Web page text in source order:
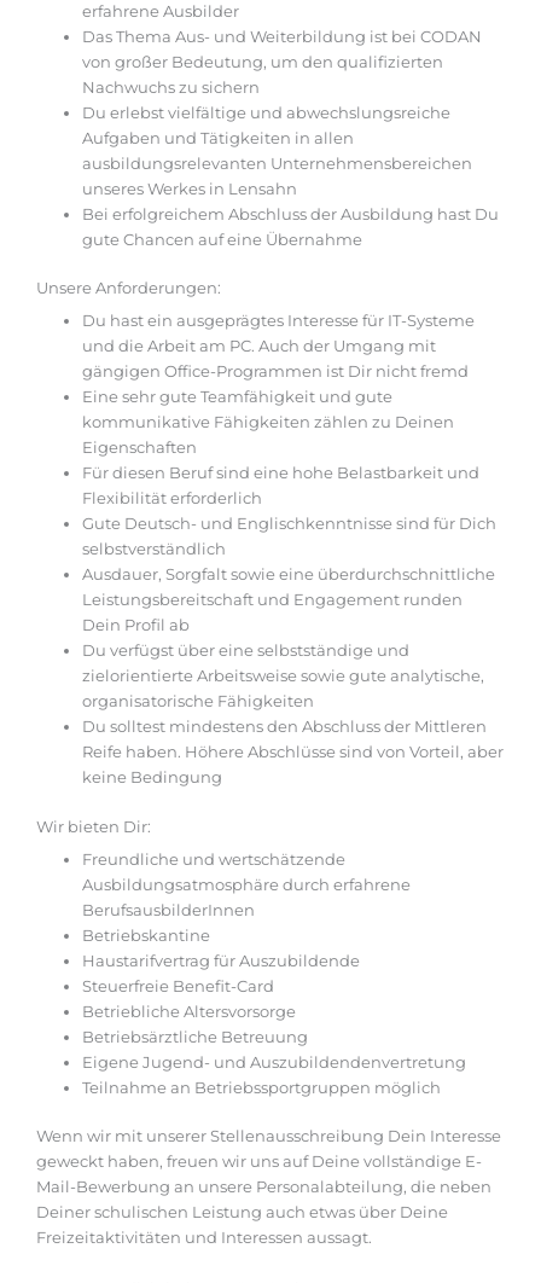
erfahrene Ausbilder
Das Thema Aus- und Weiterbildung ist bei CODAN
von großer Bedeutung, um den qualifizierten
Nachwuchs zu sichern
Du erlebst vielfältige und abwechslungsreiche
Aufgaben und Tätigkeiten in allen
ausbildungsrelevanten Unternehmensbereichen
unseres Werkes in Lensahn
Bei erfolgreichem Abschluss der Ausbildung hast Du
gute Chancen auf eine Übernahme
Unsere Anforderungen:
Du hast ein ausgeprägtes Interesse für IT-Systeme
und die Arbeit am PC. Auch der Umgang mit
gängigen Office-Programmen ist Dir nicht fremd
Eine sehr gute Teamfähigkeit und gute
kommunikative Fähigkeiten zählen zu Deinen
Eigenschaften
Für diesen Beruf sind eine hohe Belastbarkeit und
Flexibilität erforderlich
Gute Deutsch- und Englischkenntnisse sind für Dich
selbstverständlich
Ausdauer, Sorgfalt sowie eine überdurchschnittliche
Leistungsbereitschaft und Engagement runden
Dein Profil ab
Du verfügst über eine selbstständige und
zielorientierte Arbeitsweise sowie gute analytische,
organisatorische Fähigkeiten
Du solltest mindestens den Abschluss der Mittleren
Reife haben. Höhere Abschlüsse sind von Vorteil, aber
keine Bedingung
Wir bieten Dir:
Freundliche und wertschätzende
Ausbildungsatmosphäre durch erfahrene
BerufsausbilderInnen
Betriebskantine
Haustarifvertrag für Auszubildende
Steuerfreie Benefit-Card
Betriebliche Altersvorsorge
Betriebsärztliche Betreuung
Eigene Jugend- und Auszubildendenvertretung
Teilnahme an Betriebssportgruppen möglich
Wenn wir mit unserer Stellenausschreibung Dein Interesse
geweckt haben, freuen wir uns auf Deine vollständige E-
Mail-Bewerbung an unsere Personalabteilung, die neben
Deiner schulischen Leistung auch etwas über Deine
Freizeitaktivitäten und Interessen aussagt.